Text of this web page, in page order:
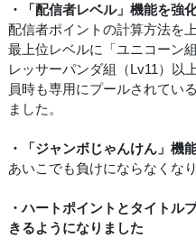
・「配信者レベル」機能を強
配信者ポイントの計算方法を
最上位レベルに「ユニコーン
レッサーパンダ組（Lv11）以
員時も専用にプールされてい
ました。
・「ジャンボじゃんけん」機
あいこでも負けにならなくなり
・ハートポイントとタイトル
きるようになりました